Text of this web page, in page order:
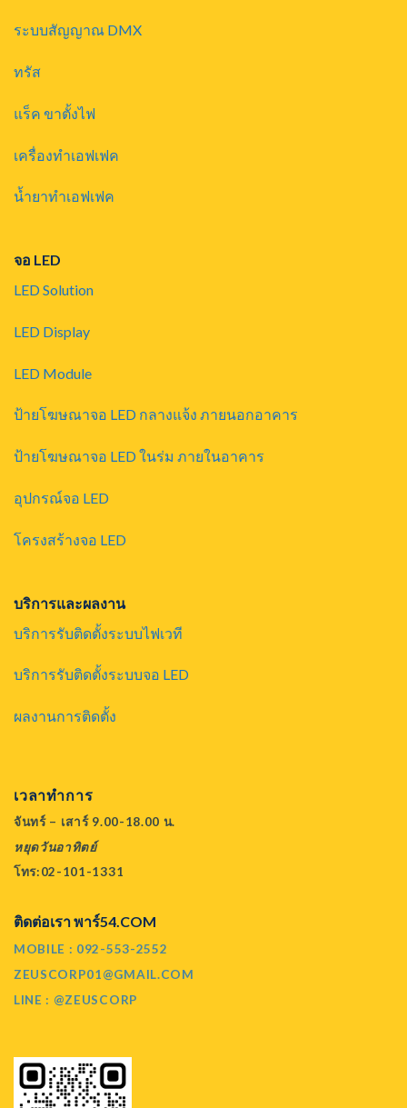
ระบบสัญญาณ DMX
ทรัส
แร็ค ขาตั้งไฟ
เครื่องทำเอฟเฟค
น้ำยาทำเอฟเฟค
จอ LED
LED Solution
LED Display
LED Module
ป้ายโฆษณาจอ LED กลางแจ้ง ภายนอกอาคาร
ป้ายโฆษณาจอ LED ในร่ม ภายในอาคาร
อุปกรณ์จอ LED
โครงสร้างจอ LED
บริการและผลงาน
บริการรับติดตั้งระบบไฟเวที
บริการรับติดตั้งระบบจอ LED
ผลงานการติดตั้ง
เวลาทำการ
จันทร์ – เสาร์ 9.00-18.00 น.
หยุดวันอาทิตย์
โทร:02-101-1331
ติดต่อเรา พาร์54.COM
MOBILE : 092-553-2552
ZEUSCORP01@GMAIL.COM
LINE : @ZEUSCORP